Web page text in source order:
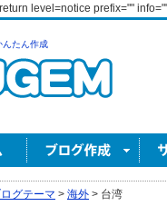
level=notice prefix=""
んたん作成
グテーマ > 海外 > 台湾